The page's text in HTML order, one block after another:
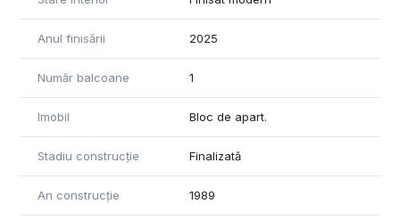
Anul finisării 2025
Număr balcoane 1
Imobil Bloc de apart.
Stadiu construcție Finalizată
An construcție 1989